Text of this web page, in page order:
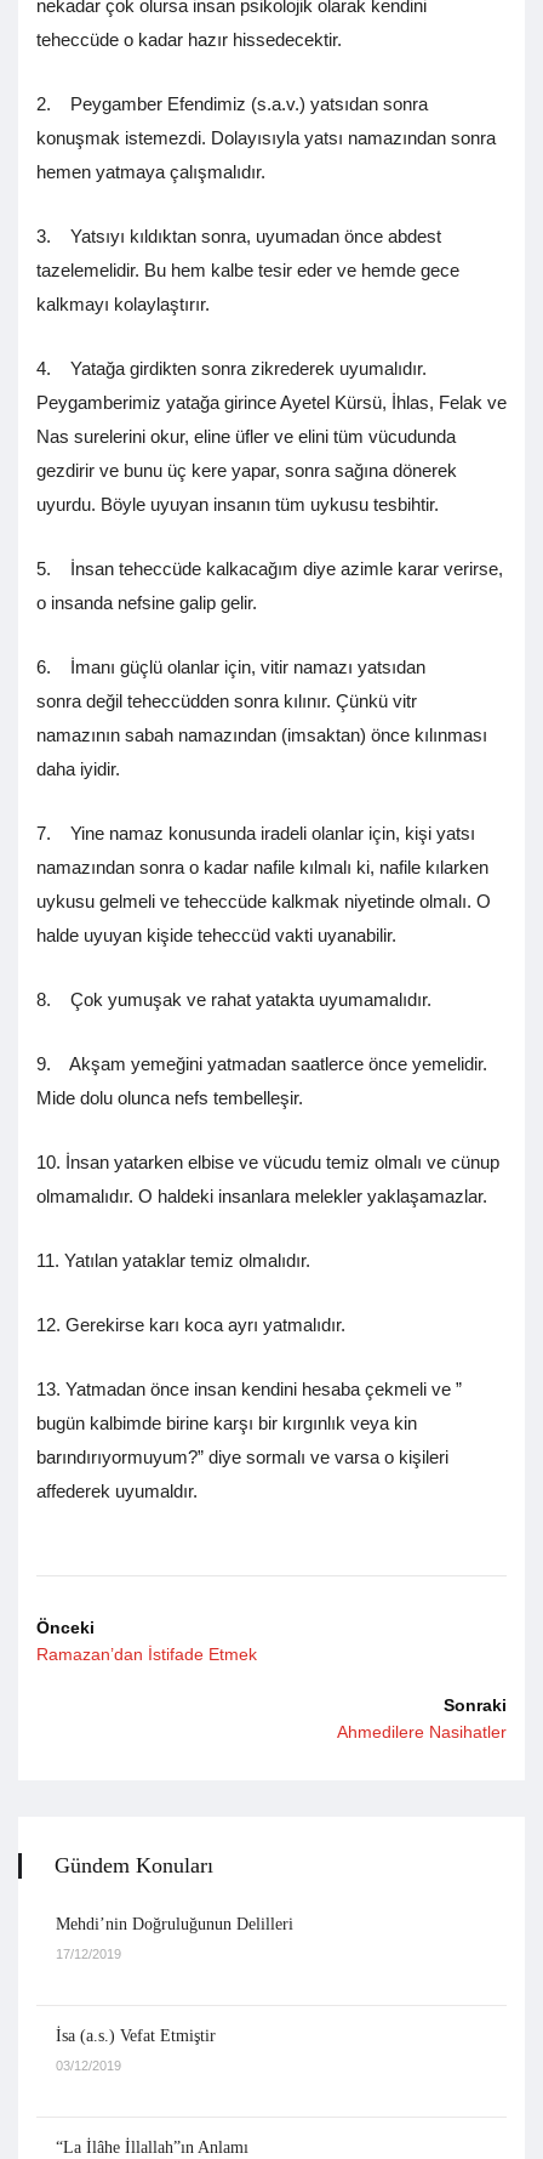
nekadar çok olursa insan psikolojik olarak kendini
teheccüde o kadar hazır hissedecektir.
2. Peygamber Efendimiz (s.a.v.) yatsıdan sonra
konuşmak istemezdi. Dolayısıyla yatsı namazından sonra
hemen yatmaya çalışmalıdır.
3. Yatsıyı kıldıktan sonra, uyumadan önce abdest
tazelemelidir. Bu hem kalbe tesir eder ve hemde gece
kalkmayı kolaylaştırır.
4. Yatağa girdikten sonra zikrederek uyumalıdır.
Peygamberimiz yatağa girince Ayetel Kürsü, İhlas, Felak ve
Nas surelerini okur, eline üfler ve elini tüm vücudunda
gezdirir ve bunu üç kere yapar, sonra sağına dönerek
uyurdu. Böyle uyuyan insanın tüm uykusu tesbihtir.
5. İnsan teheccüde kalkacağım diye azimle karar verirse,
o insanda nefsine galip gelir.
6. İmanı güçlü olanlar için, vitir namazı yatsıdan
sonra değil teheccüdden sonra kılınır. Çünkü vitr
namazının sabah namazından (imsaktan) önce kılınması
daha iyidir.
7. Yine namaz konusunda iradeli olanlar için, kişi yatsı
namazından sonra o kadar nafile kılmalı ki, nafile kılarken
uykusu gelmeli ve teheccüde kalkmak niyetinde olmalı. O
halde uyuyan kişide teheccüd vakti uyanabilir.
8. Çok yumuşak ve rahat yatakta uyumamalıdır.
9. Akşam yemeğini yatmadan saatlerce önce yemelidir.
Mide dolu olunca nefs tembelleşir.
10. İnsan yatarken elbise ve vücudu temiz olmalı ve cünup
olmamalıdır. O haldeki insanlara melekler yaklaşamazlar.
11. Yatılan yataklar temiz olmalıdır.
12. Gerekirse karı koca ayrı yatmalıdır.
13. Yatmadan önce insan kendini hesaba çekmeli ve ”
bugün kalbimde birine karşı bir kırgınlık veya kin
barındırıyormuyum?” diye sormalı ve varsa o kişileri
affederek uyumaldır.
Önceki
Ramazan’dan İstifade Etmek
Sonraki
Ahmedilere Nasihatler
Gündem Konuları
Mehdi’nin Doğruluğunun Delilleri
17/12/2019
İsa (a.s.) Vefat Etmiştir
03/12/2019
“La İlâhe İllallah”ın Anlamı